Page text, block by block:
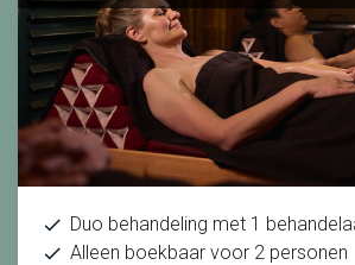
Duo behandeling met 1
Alleen boekbaar voor 2 personen